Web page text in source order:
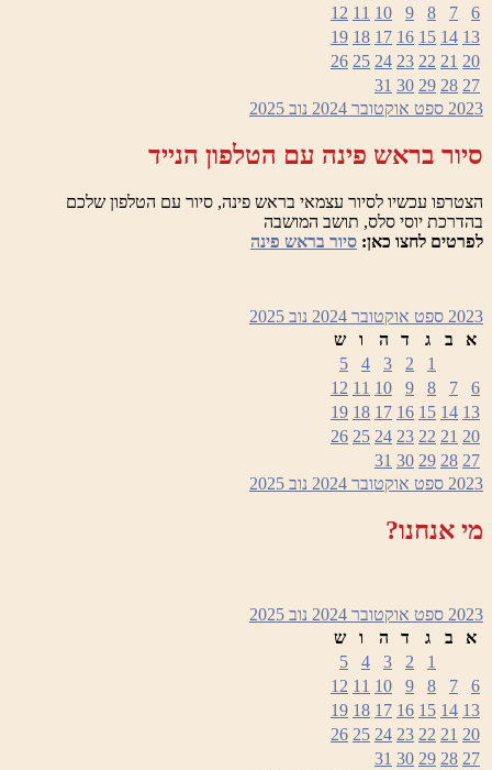
6
7
8
9
10
11
12
13
14
15
16
17
18
19
20
21
22
23
24
25
26
27
28
29
30
31
2023 ספט אוקטובר 2024 נוב 2025
סיור בראש פינה עם הטלפון הנייד
הצטרפו עכשיו לסיור עצמאי בראש פינה, סיור עם הטלפון שלכם
בהדרכת יוסי סלס, תושב המושבה
לפרטים לחצו כאן: סיור בראש פינה
2023 ספט אוקטובר 2024 נוב 2025
א
ב ג ד ה ו
ש
1
2
3
4
5
6
7
8
9
10
11
12
13
14
15
16
17
18
19
20
21
22
23
24
25
26
27
28
29
30
31
2023 ספט אוקטובר 2024 נוב 2025
מי אנחנו?
2023 ספט אוקטובר 2024 נוב 2025
א
ב ג ד ה ו
ש
1
2
3
4
5
6
7
8
9
10
11
12
13
14
15
16
17
18
19
20
21
22
23
24
25
26
27
28
29
30
31